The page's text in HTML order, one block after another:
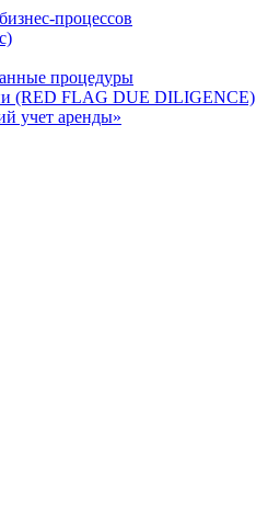
процессов
процедуры
(RED FLAG DUE DILIGENCE)
учет аренды»